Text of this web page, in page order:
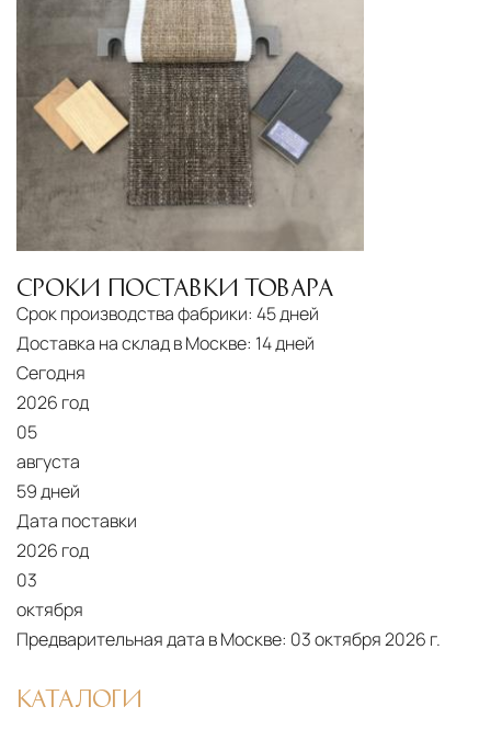
СРОКИ ПОСТАВКИ ТОВАРА
Срок производства фабрики: 45 дней
Доставка на склад в Москве: 14 дней
Сегодня
2026 год
05
августа
59 дней
Дата поставки
2026 год
03
октября
Предварительная дата в Москве: 03 октября 2026 г.
КАТАЛОГИ